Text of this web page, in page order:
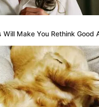
Paulista e região
para entrar no grupo
Make You Rethink Good